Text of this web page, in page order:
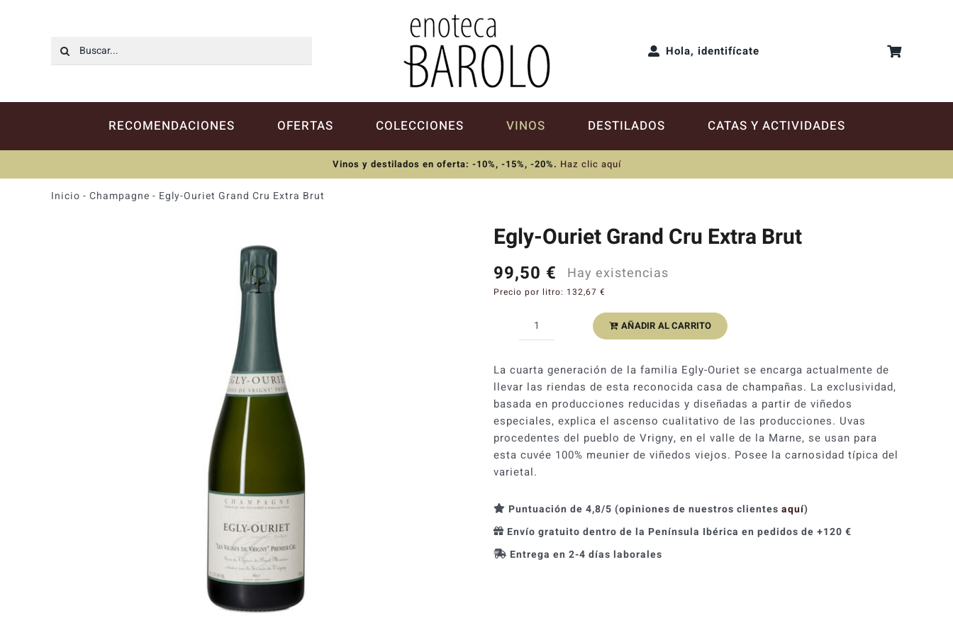
Buscar: Hola, identifícate
RECOMENDACIONES OFERTAS COLECCIONES VINOS DESTILADOS CATAS Y ACTIVIDADES
Vinos y destilados en oferta: -10%, -15%, -20%. Haz clic aquí
Inicio - Champagne - Egly-Ouriet Grand Cru Extra Brut
Egly-Ouriet Grand Cru Extra Brut
99,50 € Hay existencias
Precio por litro: 132,67 €
Egly-
Grand
Cru
Extra
Brut
cantidad
AÑADIR AL CARRITO
La cuarta generación de la familia Egly-Ouriet se encarga actualmente de
llevar las riendas de esta reconocida casa de champañas. La exclusividad,
basada en producciones reducidas y diseñadas a partir de viñedos
especiales, explica el ascenso cualitativo de las producciones. Uvas
procedentes del pueblo de Vrigny, en el valle de la Marne, se usan para
esta cuvée 100% meunier de viñedos viejos. Posee la carnosidad típica del
varietal.
Puntuación de 4,8/5 (opiniones de nuestros clientes aquí)
Envío gratuito dentro de la Península Ibérica en pedidos de +120 €
Entrega en 2-4 días laborales